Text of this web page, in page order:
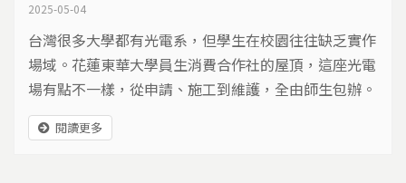
2025-05-04
台灣很多大學都有光電系，但學生在校園往往缺乏實作
場域。花蓮東華大學員生消費合作社的屋頂，這座光電
場有點不一樣，從申請、施工到維護，全由師生包辦。
推動公民電廠，學校可以扮演什麼角色？
閱讀更多